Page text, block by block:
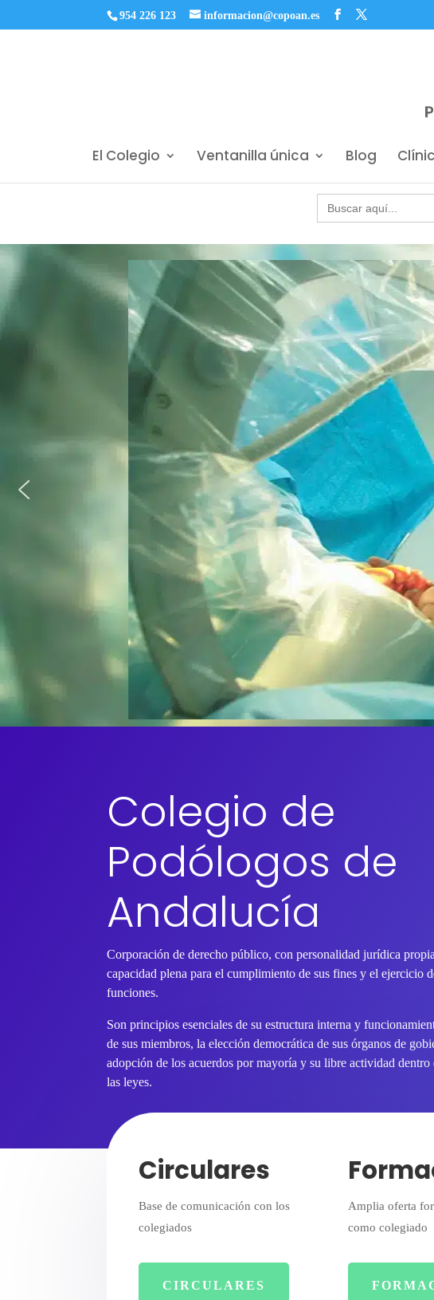
954 226 123 informacion@copoan.es
El Colegio Ventanilla única Blog
Buscar:
Colegio de
Podólogos de
Andalucía
Corporación de derecho público, con personalidad jurídica
capacidad plena para el cumplimiento de sus fines y el ejercicio
funciones.
Son principios esenciales de su estructura interna y
de sus miembros, la elección democrática de sus órganos de
adopción de los acuerdos por mayoría y su libre actividad dentro
las leyes.
Circulares
Base de comunicación con los
colegiados
CIRCULARES
Amplia oferta
como colegiado